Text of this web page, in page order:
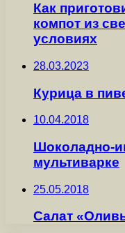
Как
компот из
условиях
28.03.2023
Курица в
10.04.2018
Шоколадно-
мультиварке
25.05.2018
Салат